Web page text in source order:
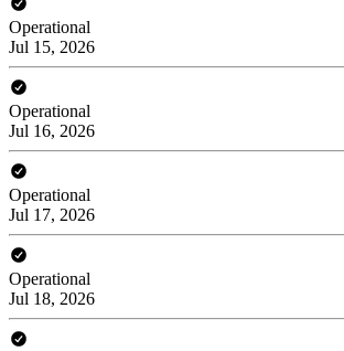
Operational
Jul 15, 2026
Operational
Jul 16, 2026
Operational
Jul 17, 2026
Operational
Jul 18, 2026